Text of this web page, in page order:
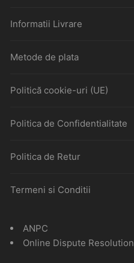
Informatii Livrare
Metode de plata
Politică cookie-uri (UE)
Politica de Confidentialitate
Politica de Retur
Termeni si Conditii
ANPC
Online Dispute Resolution